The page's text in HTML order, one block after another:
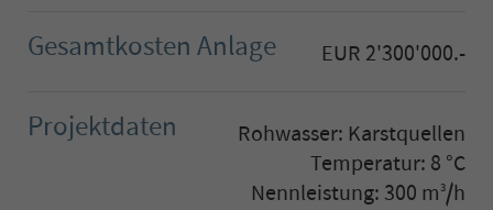
Gesamtkosten Anlage EUR 2'300'000.-
Projektdaten
Rohwasser: Karstquellen
Temperatur: 8 °C
Nennleistung: 300 m3/h